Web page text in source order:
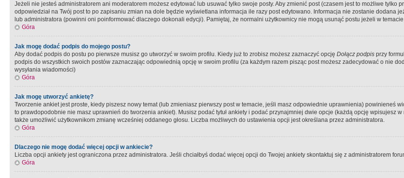
Jeżeli nie jesteś administratorem ani moderatorem możesz edytować lub usuwać tylko swoje posty. Aby zmienić post (czasem jest to możliwe tylko
odpowiedział na Twój post to po zapisaniu zmian na dole będzie wyświetlana informacja ile razy post edytowano. Informacja nie zostanie dodana
lub administratora (powinni oni poinformować dlaczego dokonali edycji). Pamiętaj, że normalni użytkownicy nie mogą usunąć postu jeżeli w temacie
Góra
Jak mogę dodać podpis do mojego postu?
Aby dodać podpis do postu po pierwsze musisz go utworzyć w swoim profilu. Kiedy już to zrobisz możesz zaznaczyć opcję Dołącz podpis przy
podpis do wszystkich swoich postów zaznaczając odpowiednią opcję w swoim profilu (za każdym razem pisząc post możesz zadecydować o nie
wysyłania wiadomości)
Góra
Jak mogę utworzyć ankietę?
Tworzenie ankiet jest proste, kiedy piszesz nowy temat (lub zmieniasz pierwszy post w temacie, jeśli masz odpowiednie uprawnienia) powinieneś
to prawdopodobnie nie masz uprawnień do tworzenia ankiet). Musisz podać tytuł ankiety i podać przynajmniej dwie opcje (każdą opcję wpisujesz
także umożliwić użytkownikom zmianę wcześniej oddanego głosu. Liczba możliwych do ustawienia opcji jest określana przez administratora.
Góra
Dlaczego nie mogę dodać więcej opcji w ankiecie?
Liczba opcji ankiety jest ograniczona przez administratora. Jeśli chciałbyś dodać więcej opcji do Twojej ankiety skontaktuj się z administratorem
Góra